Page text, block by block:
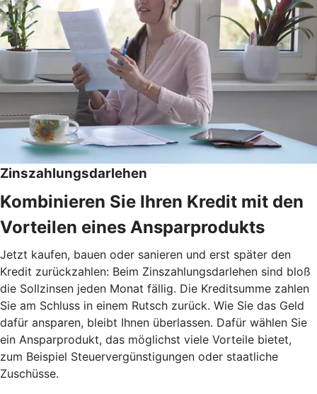
Zinszahlungsdarlehen
Kombinieren Sie Ihren Kredit mit den
Vorteilen eines Ansparprodukts
Jetzt kaufen, bauen oder sanieren und erst später den
Kredit zurückzahlen: Beim Zinszahlungsdarlehen sind bloß
die Sollzinsen jeden Monat fällig. Die Kreditsumme zahlen
Sie am Schluss in einem Rutsch zurück. Wie Sie das Geld
dafür ansparen, bleibt Ihnen überlassen. Dafür wählen Sie
ein Ansparprodukt, das möglichst viele Vorteile bietet,
zum Beispiel Steuervergünstigungen oder staatliche
Zuschüsse.